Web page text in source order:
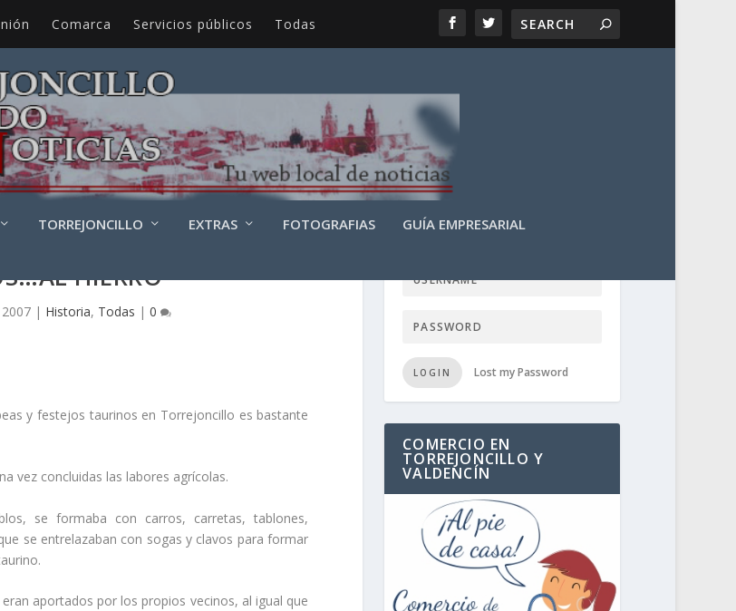
Comarca Servicios públicos Todas
TORREJONCILLO EXTRAS FOTOGRAFIAS GUÍA EMPRESARIAL
HIERRO
| Historia, Todas |0
y festejos taurinos en Torrejoncillo es bastante
vez concluidas las labores agrícolas.
se formaba con carros, carretas, tablones,
se entrelazaban con sogas y clavos para formar
aportados por los propios vecinos, al igual que
LOGIN USER TTN
LOGIN Lost my Password
COMERCIO EN
TORREJONCILLO Y
VALDENCÍN